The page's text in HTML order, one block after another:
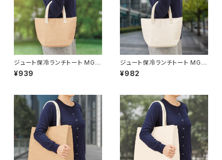
ジュート保冷ランチトート MG
ナチュラルベージュ
¥939
ジュート保冷ランチトート MG
ナチュラルホワイト
¥982